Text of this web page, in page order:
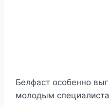
Белфаст особенно
молодым